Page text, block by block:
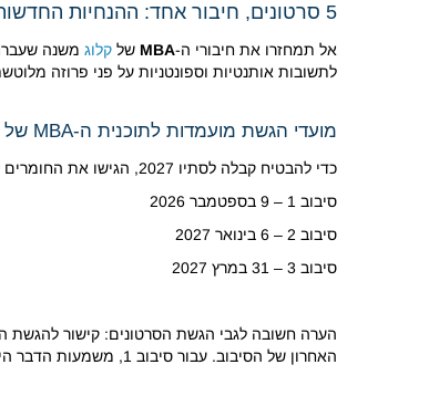
5 סרטונים, חיבור אחד: ההנחיות החדשות באפליקיישן ה-MBA של קלוג לשנת 2027
אל תמחזרו את חיבורי ה-MBA של קלוג משנה
לתשובות אותנטיות וספונטניות על פני פרוזה
מועדי הגשת מועמדות לתוכנית ה-MBA של קלוג
כדי להבטיח קבלה לסתיו 2027, הגישו את החומרים שלכם עד השעה 17:00 שעון מרכז ארה"ב (
סיבוב 1 – 9 בספטמבר 2026
סיבוב 2 – 6 בינואר 2027
סיבוב 3 – 31 במרץ 2027
האחרון של הסיבוב. עבור סיבוב 1, משמעות הדבר היא שיש להגיש את הסרטונים עד ה-13 בספטמבר 2026.